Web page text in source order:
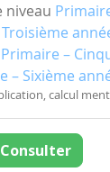
niveau
–
– Sixième
calcul
Consulter